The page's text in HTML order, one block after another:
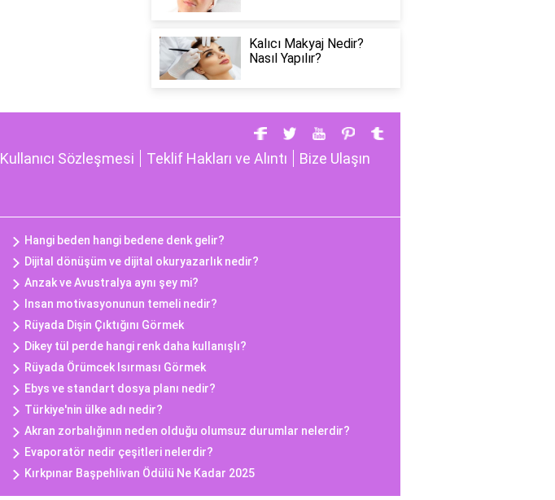
Kalıcı Makyaj Nedir?
Nasıl Yapılır?
Kullanıcı Sözleşmesi Teklif Hakları ve Alıntı Bize Ulaşın
Hangi beden hangi bedene denk gelir?
Dijital dönüşüm ve dijital okuryazarlık nedir?
Anzak ve Avustralya aynı şey mi?
Insan motivasyonunun temeli nedir?
Rüyada Dişin Çıktığını Görmek
Dikey tül perde hangi renk daha kullanışlı?
Rüyada Örümcek Isırması Görmek
Ebys ve standart dosya planı nedir?
Türkiye'nin ülke adı nedir?
Akran zorbalığının neden olduğu olumsuz durumlar nelerdir?
Evaporatör nedir çeşitleri nelerdir?
Kırkpınar Başpehlivan Ödülü Ne Kadar 2025